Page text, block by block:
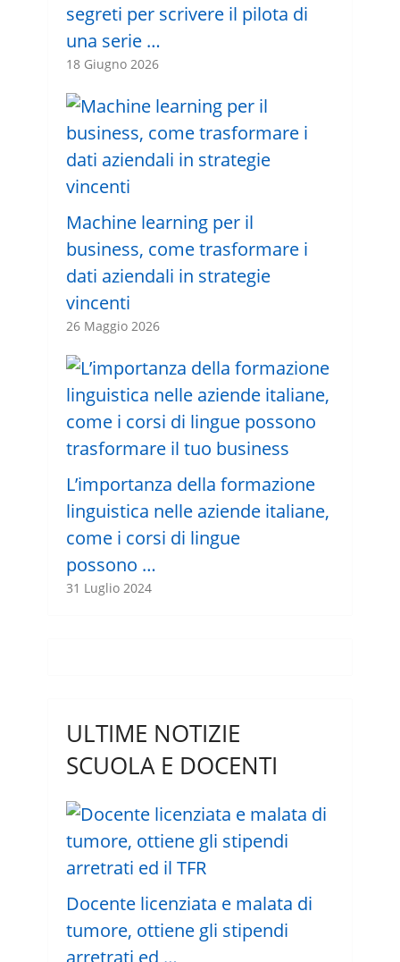
segreti per scrivere il pilota di
una serie …
18 Giugno 2026
Machine learning per il
business, come trasformare i
dati aziendali in strategie
vincenti
26 Maggio 2026
L’importanza della formazione
linguistica nelle aziende italiane,
come i corsi di lingue
possono …
31 Luglio 2024
ULTIME NOTIZIE
SCUOLA E DOCENTI
Docente licenziata e malata di
tumore, ottiene gli stipendi
arretrati ed …